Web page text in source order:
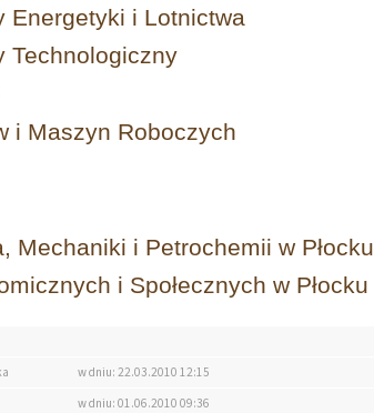
Energetyki i Lotnictwa
Technologiczny
i Maszyn Roboczych
Mechaniki i Petrochemii w Płocku
i Społecznych w Płocku
w dniu: 22.03.2010 12:15
w dniu: 01.06.2010 09:36